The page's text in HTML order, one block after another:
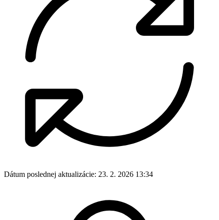
Dátum poslednej aktualizácie: 23. 2. 2026 13:34